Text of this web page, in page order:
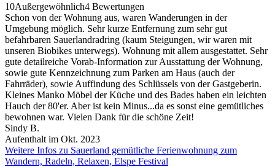
10Außergewöhnlich4 Bewertungen
Schon von der Wohnung aus, waren Wanderungen in der
Umgebung möglich. Sehr kurze Entfernung zum sehr gut
befahrbaren Sauerlandradring (kaum Steigungen, wir waren mit
unseren Biobikes unterwegs). Wohnung mit allem ausgestattet. Sehr
gute detailreiche Vorab-Information zur Ausstattung der Wohnung,
sowie gute Kennzeichnung zum Parken am Haus (auch der
Fahrräder), sowie Auffindung des Schlüssels von der Gastgeberin.
Kleines Manko Möbel der Küche und des Bades haben ein leichten
Hauch der 80'er. Aber ist kein Minus...da es sonst eine gemütliches
bewohnen war. Vielen Dank für die schöne Zeit!
Sindy B.
Aufenthalt im Okt. 2023
Weitere Infos zu Sauerland gemütliche Ferienwohnung zum
Wandern, Radeln, Relaxen, Elspe Festival